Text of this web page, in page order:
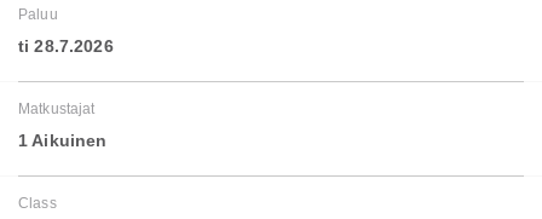
Paluu
ti 28.7.2026
Matkustajat
1 Aikuinen
Class